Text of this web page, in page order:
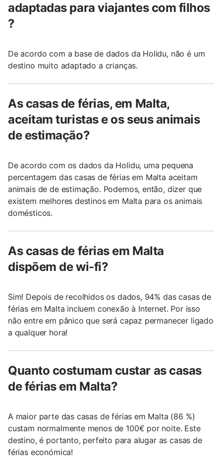
adaptadas para viajantes com filhos
?
De acordo com a base de dados da Holidu, não é um
destino muito adaptado a crianças.
As casas de férias, em Malta,
aceitam turistas e os seus animais
de estimação?
De acordo com os dados da Holidu, uma pequena
percentagem das casas de férias em Malta aceitam
animais de de estimação. Podemos, então, dizer que
existem melhores destinos em Malta para os animais
domésticos.
As casas de férias em Malta
dispõem de wi-fi?
Sim! Depois de recolhidos os dados, 94% das casas de
férias em Malta incluem conexão à Internet. Por isso
não entre em pânico que será capaz permanecer ligado
a qualquer hora!
Quanto costumam custar as casas
de férias em Malta?
A maior parte das casas de férias em Malta (86 %)
custam normalmente menos de 100€ por noite. Este
destino, é portanto, perfeito para alugar as casas de
férias económica!